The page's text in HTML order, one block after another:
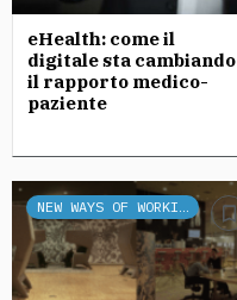
eHealth: come il
digitale sta cambiando
il rapporto medico-
paziente
NEW WAYS OF WORKING